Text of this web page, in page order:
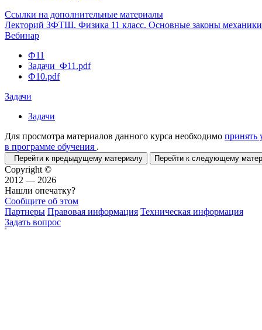
Ссылки на дополнительные материалы
Лекторий ЗФТШ. Физика 11 класс. Основные законы механики
Вебинар
Ф11
Задачи_Ф11.pdf
Ф10.pdf
Задачи
Задачи
Для просмотра материалов данного курса необходимо принять
в программе обучения .
Перейти к предыдущему материалу Перейти к следующему
Copyright ©
2012 — 2026
Нашли опечатку?
Сообщите об этом
Партнеры Правовая информация Техническая информация
Задать вопрос